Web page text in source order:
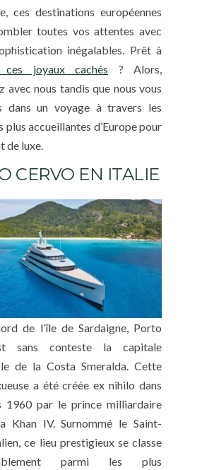
ces destinations européennes
toutes vos attentes avec
inégalables. Prêt à
ces joyaux cachés ? Alors,
avec nous tandis que nous vous
dans un voyage à travers les
plus accueillantes d’Europe pour
de luxe.
CERVO EN ITALIE
de l’île de Sardaigne, Porto
sans conteste la capitale
de la Costa Smeralda. Cette
a été créée ex nihilo dans
1960 par le prince milliardaire
Khan IV. Surnommé le Saint-
ce lieu prestigieux se classe
parmi les plus